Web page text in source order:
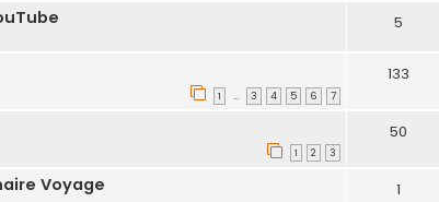
5
1 … 3 4 5 6 7
133
1 2 3
50
Voyage 1